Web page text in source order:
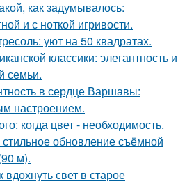
как задумывалось:
и с ноткой игривости.
уют на 50 квадратах.
классики: элегантность и
семьи.
в сердце Варшавы:
настроением.
когда цвет - необходимость.
обновление съёмной
м).
свет в старое